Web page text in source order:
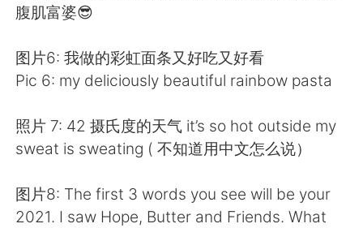
腹肌富婆😎
图片6: 我做的彩虹面条又好吃又好看
Pic 6: my deliciously beautiful rainbow pasta
照片 7: 42 摄氏度的天气 it’s so hot outside my
sweat is sweating ( 不知道用中文怎么说）
图片8: The first 3 words you see will be your
2021. I saw Hope, Butter and Friends. What